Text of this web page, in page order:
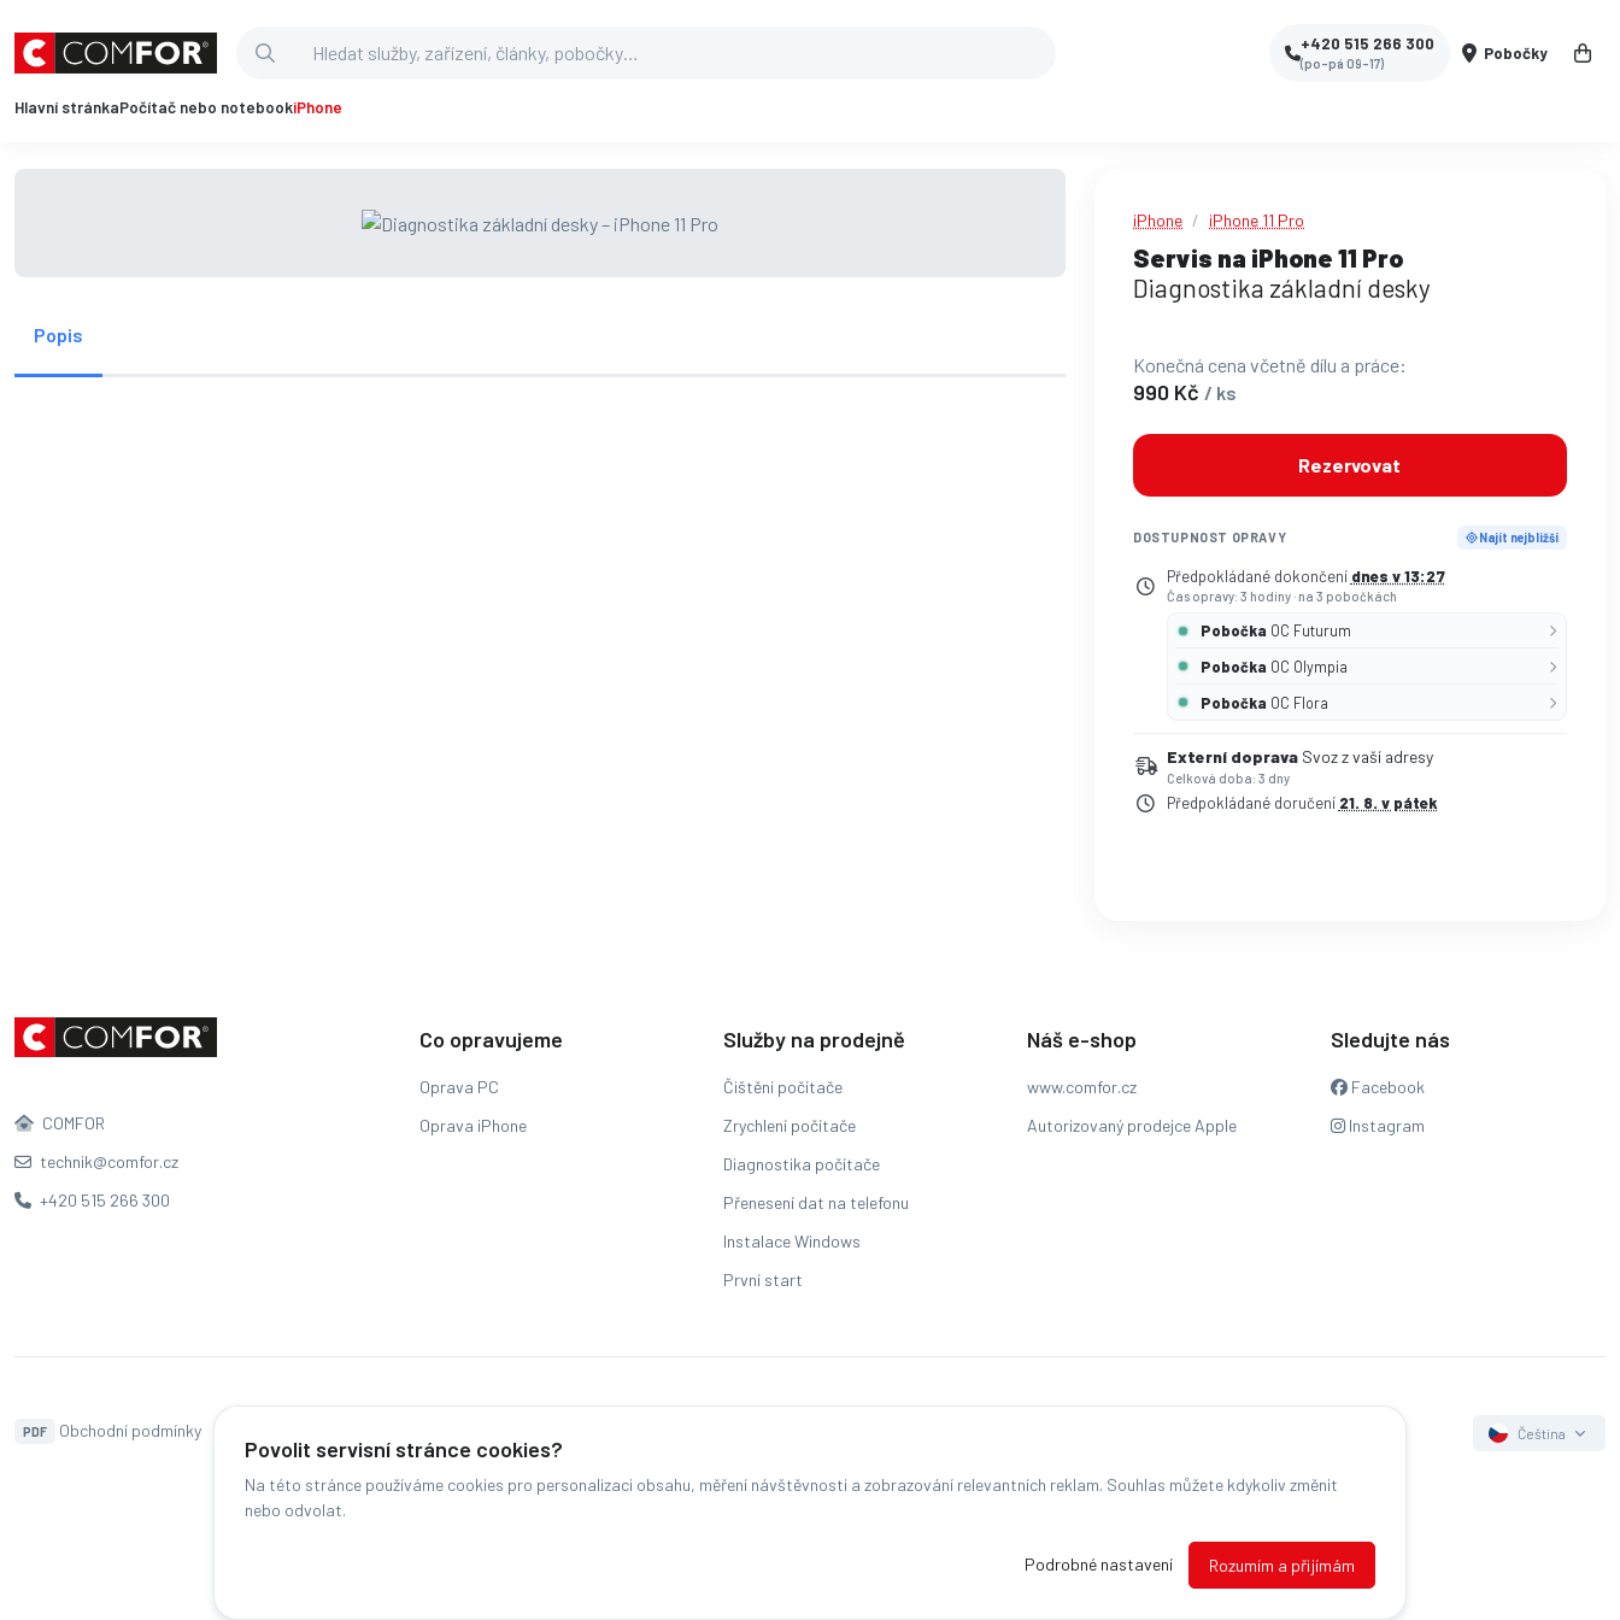
+420 515 266 300
(po-pá 09-17)
Pobočky
Hlavní stránkaPočítač nebo notebookiPhone
Popis
iPhone iPhone 11 Pro
Servis na iPhone 11 Pro
Diagnostika základní desky
Konečná cena včetně dílu a práce:
990 Kč / ks
Rezervovat
DOSTUPNOST OPRAVY Najít nejbližší
Předpokládané dokončení dnes v 13:27
Čas opravy: 3 hodiny · na 3 pobočkách
Pobočka OC Futurum
Pobočka OC Olympia
Pobočka OC Flora
Externí doprava Svoz z vaší adresy
Celková doba: 3 dny
Předpokládané doručení 21. 8. v pátek
Povolit servisní stránce cookies?
Na této stránce používáme cookies pro personalizaci obsahu, měření návštěvnosti a zobrazování relevantních reklam. Souhlas můžete kdykoliv změnit
nebo odvolat.
Podrobné nastavení Rozumím a přijímám
COMFOR
technik@comfor.cz
+420 515 266 300
Co opravujeme
Oprava PC
Oprava iPhone
Služby na prodejně
Čištění počítače
Zrychlení počítače
Diagnostika počítače
Přenesení dat na telefonu
Instalace Windows
První start
Náš e-shop
www.comfor.cz
Autorizovaný prodejce Apple
Sledujte nás
Facebook
Instagram
PDF Obchodní podmínky Čeština